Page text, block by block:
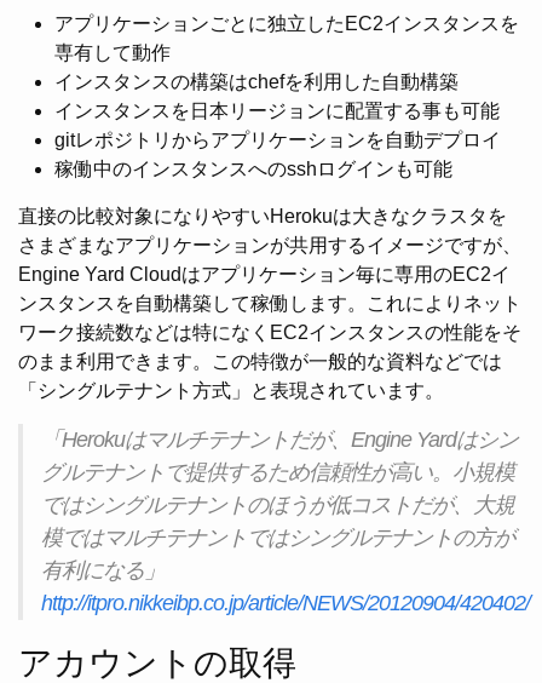
アプリケーションごとに独立したEC2インスタンスを
専有して動作
インスタンスの構築はchefを利用した自動構築
インスタンスを日本リージョンに配置する事も可能
gitレポジトリからアプリケーションを自動デプロイ
稼働中のインスタンスへのsshログインも可能
直接の比較対象になりやすいHerokuは大きなクラスタを
さまざまなアプリケーションが共用するイメージですが、
Engine Yard Cloudはアプリケーション毎に専用のEC2イ
ンスタンスを自動構築して稼働します。これによりネット
ワーク接続数などは特になくEC2インスタンスの性能をそ
のまま利用できます。この特徴が一般的な資料などでは
「シングルテナント方式」と表現されています。
「Herokuはマルチテナントだが、Engine Yardはシン
グルテナントで提供するため信頼性が高い。小規模
ではシングルテナントのほうが低コストだが、大規
模ではマルチテナントではシングルテナントの方が
有利になる」
http://itpro.nikkeibp.co.jp/article/NEWS/20120904/420402/
アカウントの取得